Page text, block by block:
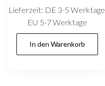
Lieferzeit: DE 3-5 Werktage,
EU 5-7 Werktage
In den Warenkorb